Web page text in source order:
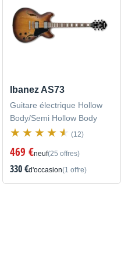
Ibanez AS73
Guitare électrique Hollow
Body/Semi Hollow Body
(12)
469 €neuf(25 offres)
330 €d'occasion(1 offre)